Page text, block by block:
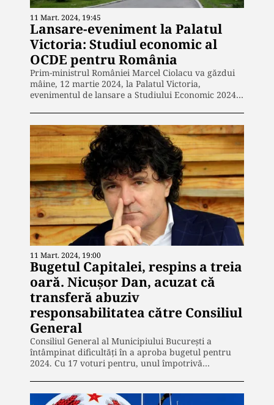
11 Mart. 2024, 19:45
Lansare-eveniment la Palatul
Victoria: Studiul economic al
OCDE pentru România
Prim-ministrul României Marcel Ciolacu va găzdui
mâine, 12 martie 2024, la Palatul Victoria,
evenimentul de lansare a Studiului Economic 2024…
11 Mart. 2024, 19:00
Bugetul Capitalei, respins a treia
oară. Nicușor Dan, acuzat că
transferă abuziv
responsabilitatea către Consiliul
General
Consiliul General al Municipiului București a
întâmpinat dificultăți în a aproba bugetul pentru
2024. Cu 17 voturi pentru, unul împotrivă…